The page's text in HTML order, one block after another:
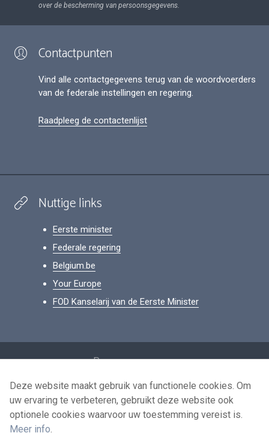
over de bescherming van persoonsgegevens.
Contactpunten
Vind alle contactgegevens terug van de woordvoerders
van de federale instellingen en regering.
Raadpleeg de contactenlijst
Nuttige links
Eerste minister
Federale regering
Belgium.be
Your Europe
FOD Kanselarij van de Eerste Minister
Persoonsgegevens
Voorwaarden voor het hergebruik
Contacteer ons
Deze website maakt gebruik van functionele cookies. Om
uw ervaring te verbeteren, gebruikt deze website ook
optionele cookies waarvoor uw toestemming vereist is.
Meer info.